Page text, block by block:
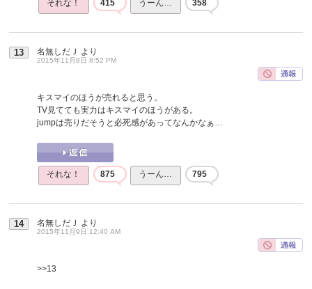
それな！ 415 うーん… 358
13 名無しだＪ より
2015年11月8日 8:52 PM
キスマイのほうが売れると思う。
TV見てても実力はキスマイのほうがある。
jumpは売りだそうと必死感があってなんかなぁ…
それな！ 875 うーん… 795
14 名無しだＪ より
2015年11月9日 12:40 AM
>>13